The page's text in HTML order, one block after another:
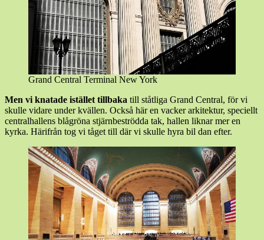
Grand Central Terminal New York
Men vi knatade istället tillbaka till ståtliga Grand Central, för vi
skulle vidare under kvällen. Också här en vacker arkitektur, speciellt
centralhallens blågröna stjärnbeströdda tak, hallen liknar mer en
kyrka. Härifrån tog vi tåget till där vi skulle hyra bil dan efter.